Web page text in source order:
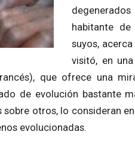
degenerados
habitante
suyos,
visitó, en
que ofrece una
de evolución bastante
otros, lo consideran
evolucionadas.